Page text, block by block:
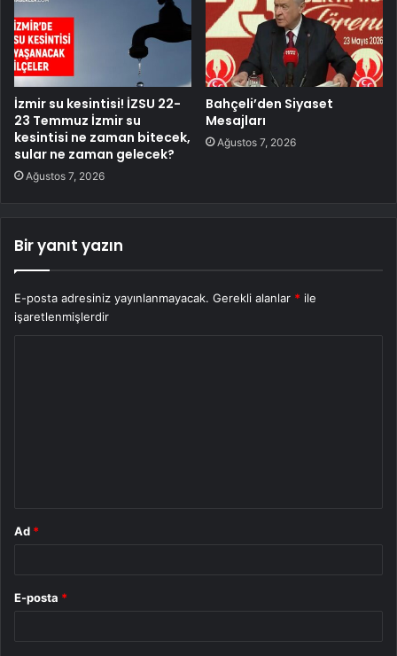
İzmir su kesintisi! İZSU 22-
23 Temmuz İzmir su
kesintisi ne zaman bitecek,
sular ne zaman gelecek?
Ağustos 7, 2026
Bahçeli’den Siyaset
Mesajları
Ağustos 7, 2026
Bir yanıt yazın
E-posta adresiniz yayınlanmayacak. Gerekli alanlar * ile
işaretlenmişlerdir
Ad *
E-posta *